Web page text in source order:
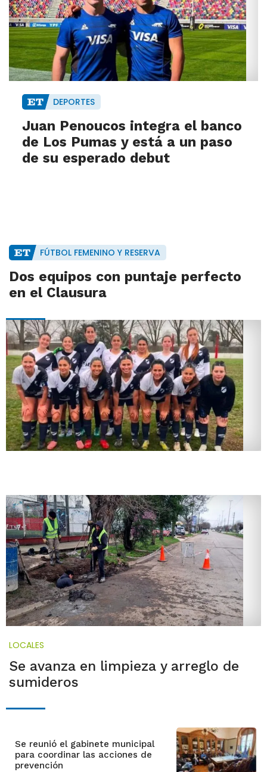
DEPORTES
Juan Penoucos integra el banco
de Los Pumas y está a un paso
de su esperado debut
FÚTBOL FEMENINO Y RESERVA
Dos equipos con puntaje perfecto
en el Clausura
LOCALES
Se avanza en limpieza y arreglo de
sumideros
Se reunió el gabinete municipal
para coordinar las acciones de
prevención